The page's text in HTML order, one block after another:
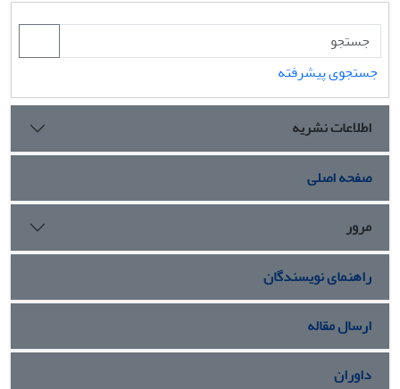
جستجوی پیشرفته
اطلاعات نشریه
صفحه اصلی
مرور
راهنمای نویسندگان
ارسال مقاله
داوران